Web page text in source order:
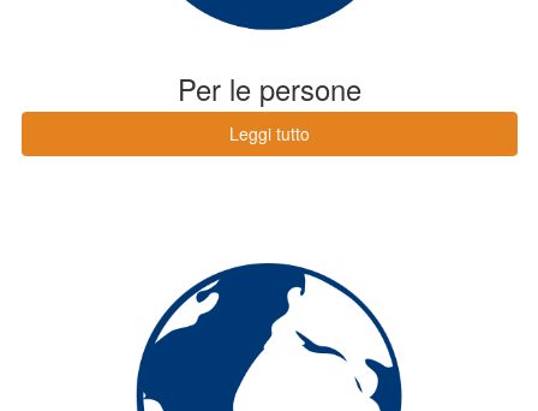
Per le persone
Leggi tutto